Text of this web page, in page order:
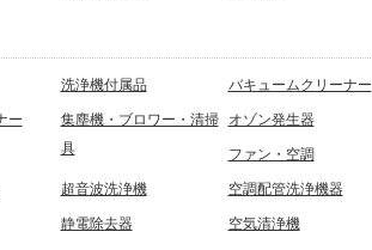
洗浄機付属品 バキュームクリーナー
ー
集塵機・ブロワー・清掃
具
オゾン発生器
ファン・空調
超音波洗浄機 空調配管洗浄機器
静電除去器 空気清浄機